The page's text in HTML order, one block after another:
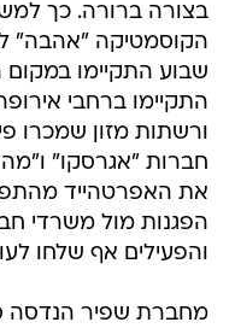
בצורה ברורה. כך
הקוסמטיקה "אהבה"
שבוע התקיימו
התקיימו ברחבי
ורשתות מזון שמכרו
חברות "אגרסקו"
את האפרטהייד
הפגנות מול משרדי
והפעילים אף שלחו
מחברת שפיר הנדסה